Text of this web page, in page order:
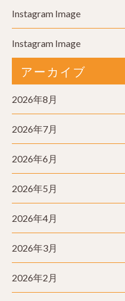
Instagram Image
Instagram Image
アーカイブ
2026年8月
2026年7月
2026年6月
2026年5月
2026年4月
2026年3月
2026年2月